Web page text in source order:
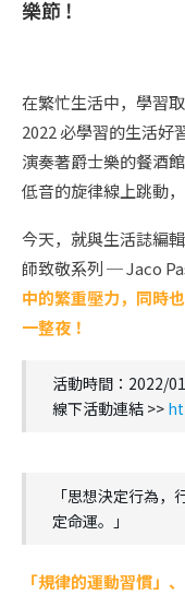
樂節 !
在繁忙生活中，學習
2022 必學習的生活好
演奏著爵士樂的餐酒
低音的旋律線上跳動
今天，就與生活誌編
師致敬系列 ─ Jaco
中的繁重壓力，同時
一整夜！
活動時間：2022/
線下活動連結 >>
「思想決定行為
定命運。」
「規律的運動習慣」